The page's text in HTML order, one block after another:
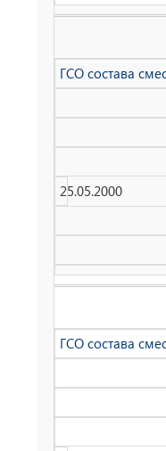
ГСО состава
25.05.2000
ГСО состава